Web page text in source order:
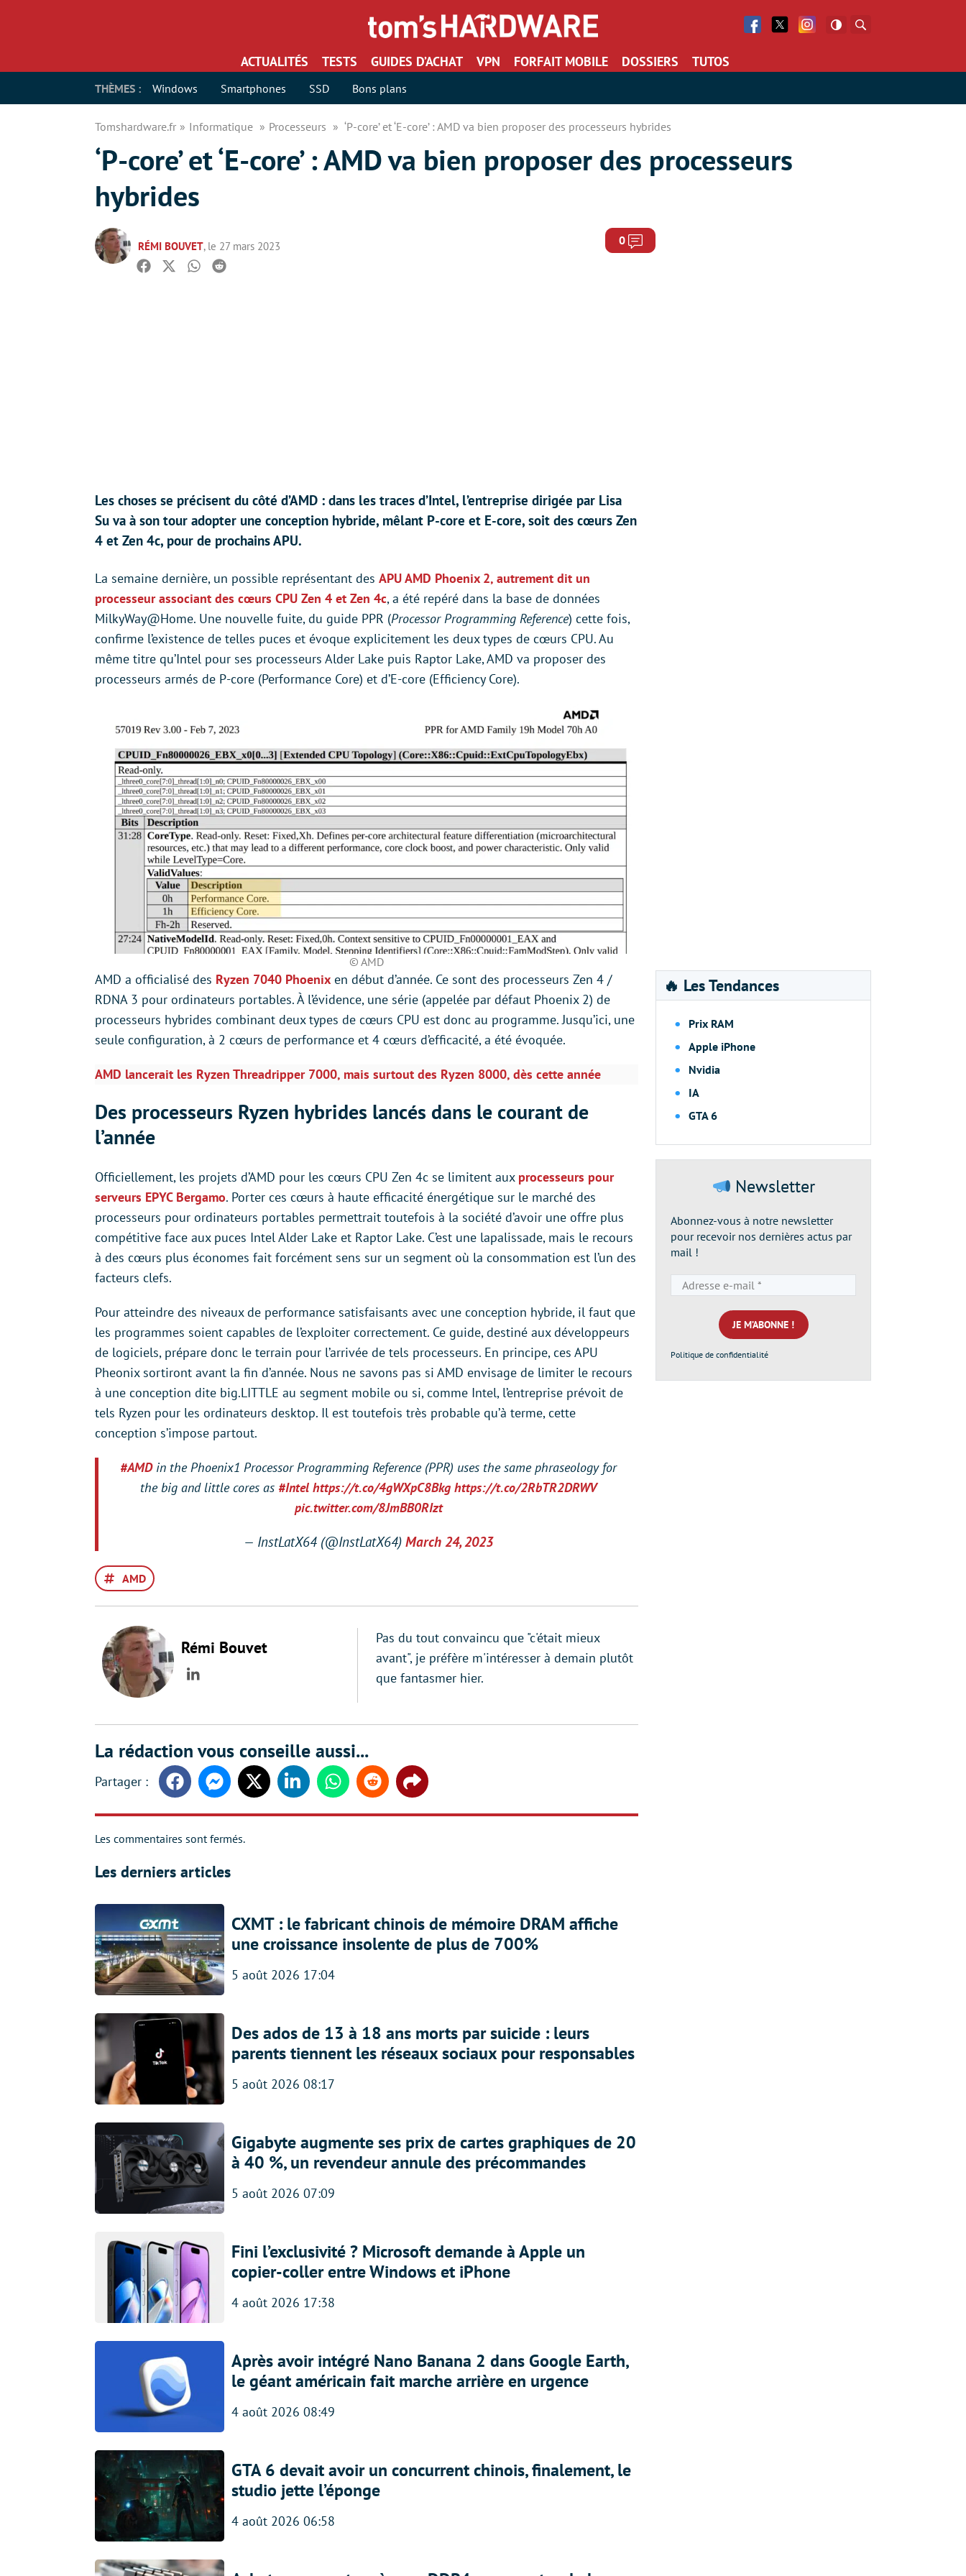
Facebook
Twitter Facebook
ACTUALITÉS TESTS GUIDES D’ACHAT VPN FORFAIT MOBILE DOSSIERS TUTOS
THÈMES : Windows Smartphones SSD Bons plans
Tomshardware.fr Informatique Processeurs ‘P-core’ et ‘E-core’ : AMD va bien proposer des processeurs hybrides
‘P-core’ et ‘E-core’ : AMD va bien proposer des processeurs
hybrides
RÉMI BOUVET, le 27 mars 2023 0 Commentaires
Facebook
TwitterWhatsapp
Reddit
Les choses se précisent du côté d’AMD : dans les traces d’Intel, l’entreprise dirigée par Lisa
Su va à son tour adopter une conception hybride, mêlant P-core et E-core, soit des cœurs Zen
4 et Zen 4c, pour de prochains APU.
La semaine dernière, un possible représentant des APU AMD Phoenix 2, autrement dit un
processeur associant des cœurs CPU Zen 4 et Zen 4c, a été repéré dans la base de données
MilkyWay@Home. Une nouvelle fuite, du guide PPR (Processor Programming Reference) cette fois,
confirme l’existence de telles puces et évoque explicitement les deux types de cœurs CPU. Au
même titre qu’Intel pour ses processeurs Alder Lake puis Raptor Lake, AMD va proposer des
processeurs armés de P-core (Performance Core) et d’E-core (Efficiency Core).
© AMD
AMD a officialisé des Ryzen 7040 Phoenix en début d’année. Ce sont des processeurs Zen 4 /
RDNA 3 pour ordinateurs portables. À l’évidence, une série (appelée par défaut Phoenix 2) de
processeurs hybrides combinant deux types de cœurs CPU est donc au programme. Jusqu’ici, une
seule configuration, à 2 cœurs de performance et 4 cœurs d’efficacité, a été évoquée.
AMD lancerait les Ryzen Threadripper 7000, mais surtout des Ryzen 8000, dès cette année
Des processeurs Ryzen hybrides lancés dans le courant de
l’année
Officiellement, les projets d’AMD pour les cœurs CPU Zen 4c se limitent aux processeurs pour
serveurs EPYC Bergamo. Porter ces cœurs à haute efficacité énergétique sur le marché des
processeurs pour ordinateurs portables permettrait toutefois à la société d’avoir une offre plus
compétitive face aux puces Intel Alder Lake et Raptor Lake. C’est une lapalissade, mais le recours
à des cœurs plus économes fait forcément sens sur un segment où la consommation est l’un des
facteurs clefs.
Pour atteindre des niveaux de performance satisfaisants avec une conception hybride, il faut que
les programmes soient capables de l’exploiter correctement. Ce guide, destiné aux développeurs
de logiciels, prépare donc le terrain pour l’arrivée de tels processeurs. En principe, ces APU
Pheonix sortiront avant la fin d’année. Nous ne savons pas si AMD envisage de limiter le recours
à une conception dite big.LITTLE au segment mobile ou si, comme Intel, l’entreprise prévoit de
tels Ryzen pour les ordinateurs desktop. Il est toutefois très probable qu’à terme, cette
conception s’impose partout.
#AMDin the Phoenix1 Processor Programming Reference (PPR) uses the same phraseology for
the big and little cores as #Intel https://t.co/4gWXpC8Bkg https://t.co/2RbTR2DRWV
pic.twitter.com/8JmBB0RIzt
— InstLatX64 (@InstLatX64) March 24, 2023
AMD
Rémi Bouvet
LinkedIn
Pas du tout convaincu que "c'était mieux
avant", je préfère m'intéresser à demain plutôt
que fantasmer hier.
La rédaction vous conseille aussi...
FacebookMessengerTwitter LinkedinWhatsappReddit Share
Les commentaires sont fermés.
Les derniers articles
CXMT : le fabricant chinois de mémoire DRAM affiche
une croissance insolente de plus de 700%
5 août 2026 17:04
Des ados de 13 à 18 ans morts par suicide : leurs
parents tiennent les réseaux sociaux pour responsables
5 août 2026 08:17
Gigabyte augmente ses prix de cartes graphiques de 20
à 40 %, un revendeur annule des précommandes
5 août 2026 07:09
Fini l’exclusivité ? Microsoft demande à Apple un
copier-coller entre Windows et iPhone
4 août 2026 17:38
Après avoir intégré Nano Banana 2 dans Google Earth,
le géant américain fait marche arrière en urgence
4 août 2026 08:49
GTA 6 devait avoir un concurrent chinois, finalement, le
studio jette l’éponge
4 août 2026 06:58
🔥 Les Tendances
Prix RAM
Apple iPhone
Nvidia
IA
GTA 6
Newsletter
Abonnez-vous à notre newsletter
pour recevoir nos dernières actus par
mail !
e-
mail
*
Politique de confidentialité